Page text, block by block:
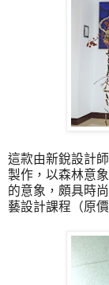
這款由新銳設計
製作，以森林意
的意象，頗具時
藝設計課程（原